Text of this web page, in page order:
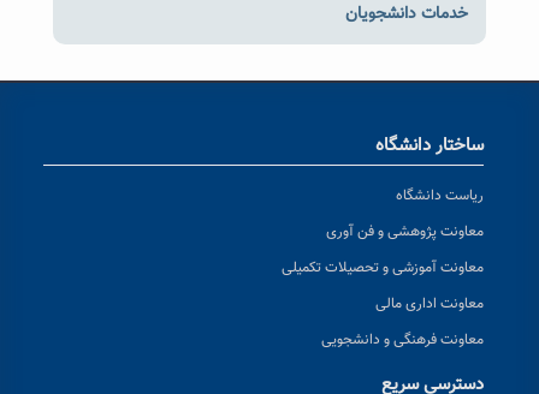
خدمات دانشجویان
ساختار دانشگاه
ریاست دانشگاه
معاونت پژوهشی و فن آوری
معاونت آموزشی و تحصیلات تکمیلی
معاونت اداری مالی
معاونت فرهنگی و دانشجویی
دسترسی سریع